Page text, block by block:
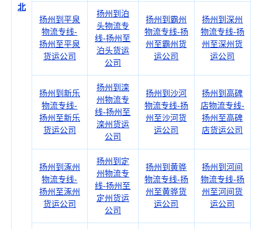
北
扬州到平泉
物流专线-
扬州至平泉
货运公司
扬州到泊
头物流专
线-扬州至
泊头货运
公司
扬州到霸州
物流专线-扬
州至霸州货
运公司
扬州到深州
物流专线-扬
州至深州货
运公司
扬州到新乐
物流专线-
扬州至新乐
货运公司
扬州到滦
州物流专
线-扬州至
滦州货运
公司
扬州到沙河
物流专线-扬
州至沙河货
运公司
扬州到高碑
店物流专线-
扬州至高碑
店货运公司
扬州到涿州
物流专线-
扬州至涿州
货运公司
扬州到定
州物流专
线-扬州至
定州货运
公司
扬州到黄骅
物流专线-扬
州至黄骅货
运公司
扬州到河间
物流专线-扬
州至河间货
运公司